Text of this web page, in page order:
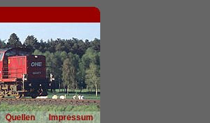
Quellen
Impressum